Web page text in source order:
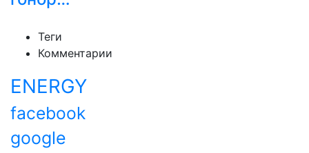
Теги
Комментарии
ENERGY
facebook
google